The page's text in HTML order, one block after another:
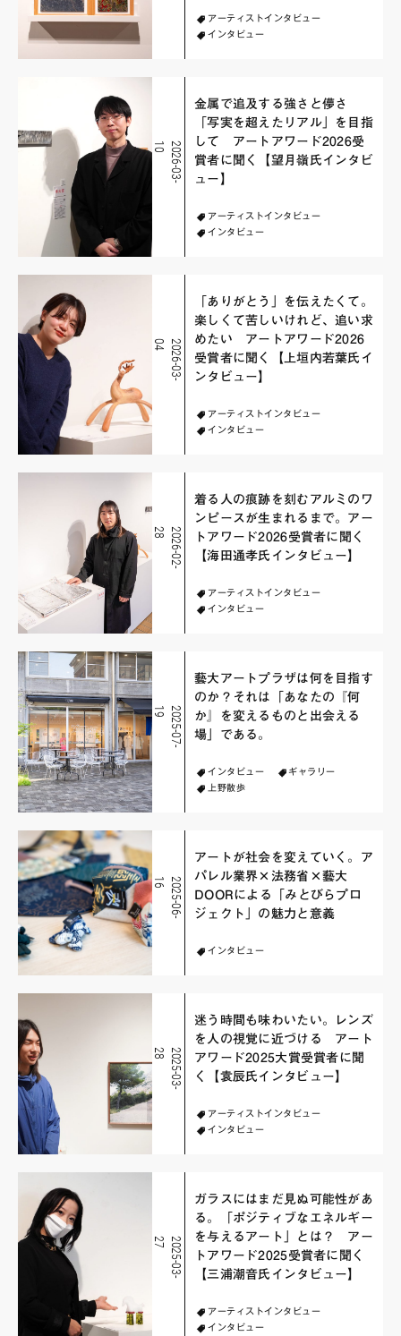
アーティストインタビュー
インタビュー
2
0
2
6
-
0
3
-
1
0
金属で追及する強さと儚さ
「写実を超えたリアル」を目指
して アートアワード2026受
賞者に聞く【望月嶺氏インタビ
ュー】
アーティストインタビュー
インタビュー
2
0
2
6
-
0
3
-
0
4
「ありがとう」を伝えたくて。
楽しくて苦しいけれど、追い求
めたい アートアワード2026
受賞者に聞く【上垣内若葉氏イ
ンタビュー】
アーティストインタビュー
インタビュー
2
0
2
6
-
0
2
-
2
8
着る人の痕跡を刻むアルミのワ
ンピースが生まれるまで。アー
トアワード2026受賞者に聞く
【海田通孝氏インタビュー】
アーティストインタビュー
インタビュー
2
0
2
5
-
0
7
-
1
9
藝大アートプラザは何を目指す
のか？それは「あなたの『何
か』を変えるものと出会える
場」である。
インタビュー
ギャラリー
上野散歩
2
0
2
5
-
0
6
-
1
6
アートが社会を変えていく。ア
パレル業界×法務省×藝大
DOORによる「みとびらプロ
ジェクト」の魅力と意義
インタビュー
2
0
2
5
-
0
3
-
2
8
迷う時間も味わいたい。レンズ
を人の視覚に近づける アート
アワード2025大賞受賞者に聞
く【袁辰氏インタビュー】
アーティストインタビュー
インタビュー
2
0
2
5
-
0
3
-
2
7
ガラスにはまだ見ぬ可能性があ
る。「ポジティブなエネルギー
を与えるアート」とは？ アー
トアワード2025受賞者に聞く
【三浦潮音氏インタビュー】
アーティストインタビュー
インタビュー